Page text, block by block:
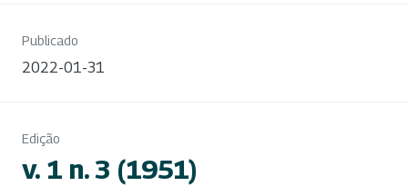
Publicado
2022-01-31
Edição
v. 1 n. 3 (1951)